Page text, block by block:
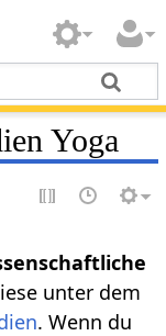
Yoga
unter dem
. Wenn du